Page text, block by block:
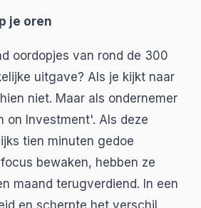
je oren
oordopjes van rond de 300
uitgave? Als je kijkt naar
niet. Maar als ondernemer
on Investment'. Als deze
tien minuten gedoe
bewaken, hebben ze
maand terugverdiend. In een
en scherpte het verschil